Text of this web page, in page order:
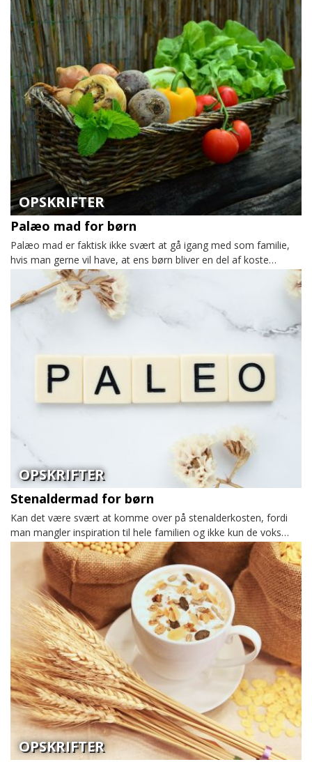
OPSKRIFTER
Palæo mad for børn
Palæo mad er faktisk ikke svært at gå igang med som familie,
hvis man gerne vil have, at ens børn bliver en del af koste…
OPSKRIFTER
Stenaldermad for børn
Kan det være svært at komme over på stenalderkosten, fordi
man mangler inspiration til hele familien og ikke kun de voks…
OPSKRIFTER